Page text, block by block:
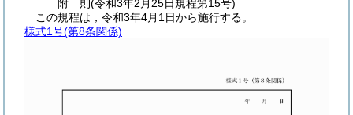
附 則(令和3年2月25日規程第15号)
この規程は，令和3年4月1日から施行する。
様式1号(第8条関係)